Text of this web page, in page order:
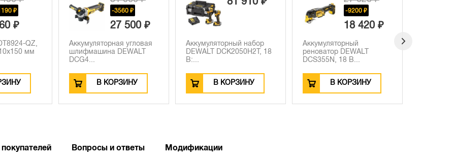
₽
500 ₽
угловая
81 910 ₽
Аккумуляторный набор
DEWALT DCK2050H2T, 18
В:...
В КОРЗИНУ
Аккумуляторный
реноватор DEWALT
DCS355N, 18 В...
В КОРЗИНУ
-18770 ₽
31 170 ₽
Аккумуляторная дрель-
шуруповерт DEWALT
DCD791...
В КОРЗИНУ
Вопросы и ответы Модификации